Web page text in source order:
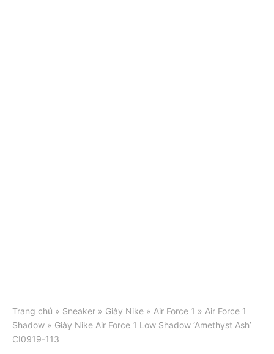
Trang chủ » Sneaker » Giày Nike » Air Force 1 » Air Force 1
Shadow » Giày Nike Air Force 1 Low Shadow ‘Amethyst Ash’
CI0919-113